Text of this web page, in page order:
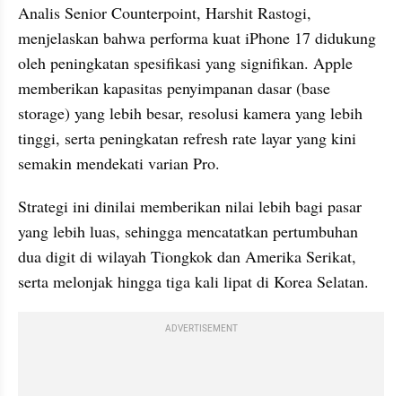
Analis Senior Counterpoint, Harshit Rastogi,
menjelaskan bahwa performa kuat iPhone 17 didukung
oleh peningkatan spesifikasi yang signifikan. Apple
memberikan kapasitas penyimpanan dasar (base
storage) yang lebih besar, resolusi kamera yang lebih
tinggi, serta peningkatan refresh rate layar yang kini
semakin mendekati varian Pro.
Strategi ini dinilai memberikan nilai lebih bagi pasar
yang lebih luas, sehingga mencatatkan pertumbuhan
dua digit di wilayah Tiongkok dan Amerika Serikat,
serta melonjak hingga tiga kali lipat di Korea Selatan.
ADVERTISEMENT